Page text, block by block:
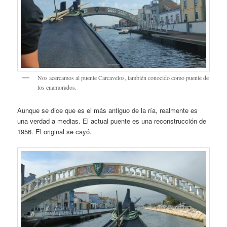
Nos acercamos al puente Carcavelos, también conocido como puente de
los enamorados.
Aunque se dice que es el más antiguo de la ría, realmente es
una verdad a medias. El actual puente es una reconstrucción de
1956. El original se cayó.